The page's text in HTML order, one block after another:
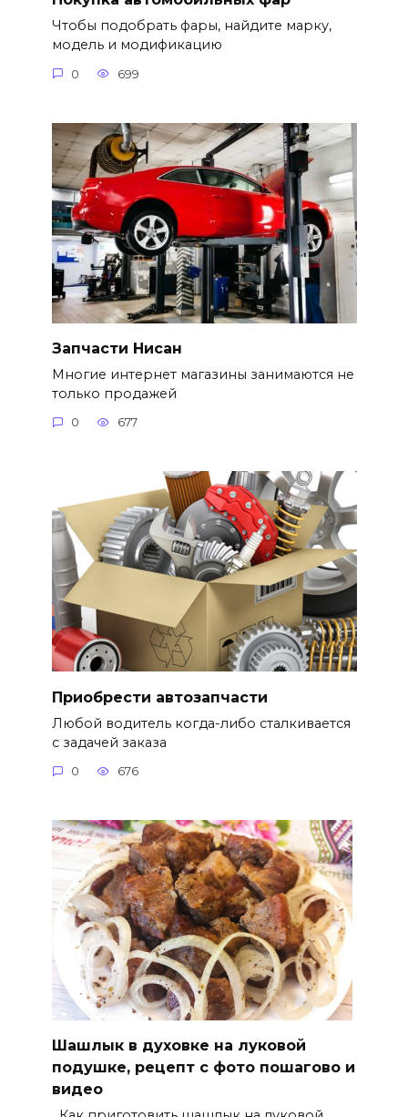
Чтобы подобрать фары, найдите марку,
модель и модификацию
0 699
Запчасти Нисан
Многие интернет магазины занимаются не
только продажей
0 677
Приобрести автозапчасти
Любой водитель когда-либо сталкивается
с задачей заказа
0 676
Шашлык в духовке на луковой
подушке, рецепт с фото пошагово и
видео